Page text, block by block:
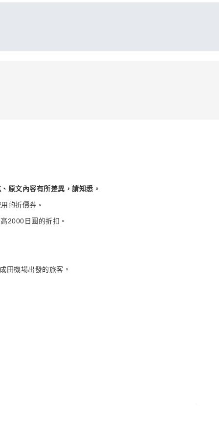
原文內容有所差異，請知悉。
的折價券。
2000日圓的折扣。
田機場出發的旅客。